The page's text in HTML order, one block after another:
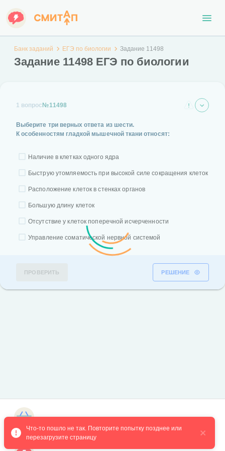
Банк заданий ЕГЭ по биологии Задание 11498
Задание 11498 ЕГЭ по биологии
1 вопрос №11498
Выберите три верных ответа из шести.
К особенностям гладкой мышечной ткани относят:
Наличие в клетках одного ядра
Быструю утомляемость при высокой силе сокращения клеток
Расположение клеток в стенках органов
Большую длину клеток
Отсутствие у клеток поперечной исчерченности
Управление соматической нервной системой
ПРОВЕРИТЬ РЕШЕНИЕ
Что-то пошло не так. Повторите попытку позднее или
перезагрузите страницу